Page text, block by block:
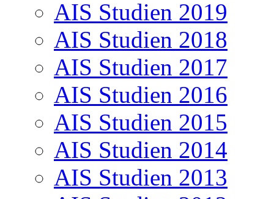
AIS Studien 2019
AIS Studien 2018
AIS Studien 2017
AIS Studien 2016
AIS Studien 2015
AIS Studien 2014
AIS Studien 2013